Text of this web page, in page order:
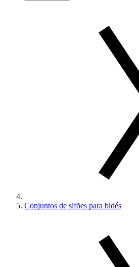
Conjuntos de sifões para bidés